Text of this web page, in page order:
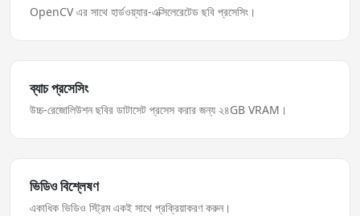
OpenCV এর সাথে হার্ডওয়্যার-এক্সিলেরেটেড ছবি প্রসেসিং।
ব্যাচ প্রসেসিং
উচ্চ-রেজোলিউশন ছবির ডাটাসেট প্রসেস করার জন্য ২৪GB VRAM।
ভিডিও বিশ্লেষণ
একাধিক ভিডিও স্ট্রিম একই সাথে প্রক্রিয়াকরণ করুন।